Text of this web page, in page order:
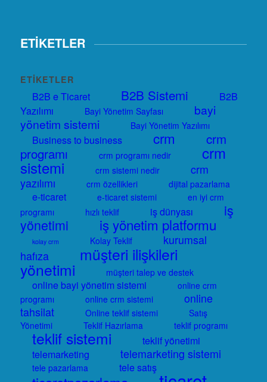
ETİKETLER
ETIKETLER
B2B e Ticaret B2B Sistemi
B2B
Yazılımı
Bayi Yönetim Sayfası
bayi
yönetim sistemi
Bayi Yönetim Yazılımı
Business to business crm
crm
programı
crm programı nedir crm
sistemi crm sistemi nedir
crm
yazılımı
crm özellikleri dijital pazarlama
e-ticaret e-ticaret sistemi
en iyi crm
programı
hızlı teklif iş dünyası
iş
yönetimi
iş yönetim platformu
kolay crm Kolay Teklif
kurumsal
hafıza
müşteri ilişkileri
yönetimi müşteri talep ve destek
online bayi yönetim sistemi
online crm
programı
online crm sistemi
online
tahsilat
Online teklif sistemi
Satış
Yönetimi
Teklif Hazırlama teklif programı
teklif sistemi
teklif yönetimi
telemarketing
telemarketing sistemi
tele pazarlama tele satış